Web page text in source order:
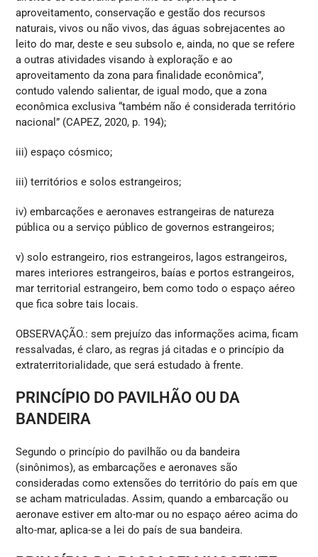
aproveitamento, conservação e gestão dos recursos
naturais, vivos ou não vivos, das águas sobrejacentes ao
leito do mar, deste e seu subsolo e, ainda, no que se refere
a outras atividades visando à exploração e ao
aproveitamento da zona para finalidade econômica”,
contudo valendo salientar, de igual modo, que a zona
econômica exclusiva “também não é considerada território
nacional” (CAPEZ, 2020, p. 194);
iii) espaço cósmico;
iii) territórios e solos estrangeiros;
iv) embarcações e aeronaves estrangeiras de natureza
pública ou a serviço público de governos estrangeiros;
v) solo estrangeiro, rios estrangeiros, lagos estrangeiros,
mares interiores estrangeiros, baías e portos estrangeiros,
mar territorial estrangeiro, bem como todo o espaço aéreo
que fica sobre tais locais.
OBSERVAÇÃO.: sem prejuízo das informações acima, ficam
ressalvadas, é claro, as regras já citadas e o princípio da
extraterritorialidade, que será estudado à frente.
PRINCÍPIO DO PAVILHÃO OU DA
BANDEIRA
Segundo o princípio do pavilhão ou da bandeira
(sinônimos), as embarcações e aeronaves são
consideradas como extensões do território do país em que
se acham matriculadas. Assim, quando a embarcação ou
aeronave estiver em alto-mar ou no espaço aéreo acima do
alto-mar, aplica-se a lei do país de sua bandeira.